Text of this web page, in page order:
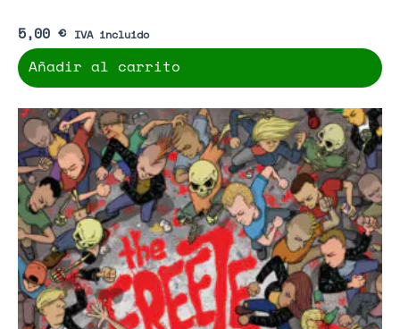
5,00 € IVA incluido
Añadir al carrito